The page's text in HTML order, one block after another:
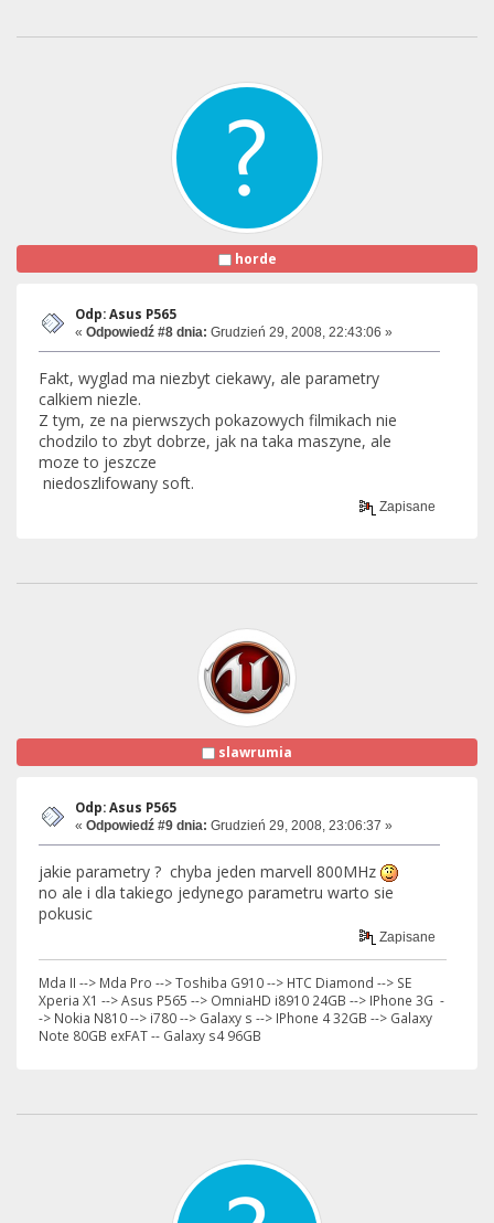
horde
Odp: Asus P565
« Odpowiedź #8 dnia: Grudzień 29, 2008, 22:43:06 »
Fakt, wyglad ma niezbyt ciekawy, ale parametry
calkiem niezle.
Z tym, ze na pierwszych pokazowych filmikach nie
chodzilo to zbyt dobrze, jak na taka maszyne, ale
moze to jeszcze
niedoszlifowany soft.
Zapisane
slawrumia
Odp: Asus P565
« Odpowiedź #9 dnia: Grudzień 29, 2008, 23:06:37 »
jakie parametry ? chyba jeden marvell 800MHz
no ale i dla takiego jedynego parametru warto sie
pokusic
Zapisane
Mda II --> Mda Pro --> Toshiba G910 --> HTC Diamond --> SE
Xperia X1 --> Asus P565 --> OmniaHD i8910 24GB --> IPhone 3G -
-> Nokia N810 --> i780 --> Galaxy s --> IPhone 4 32GB --> Galaxy
Note 80GB exFAT -- Galaxy s4 96GB